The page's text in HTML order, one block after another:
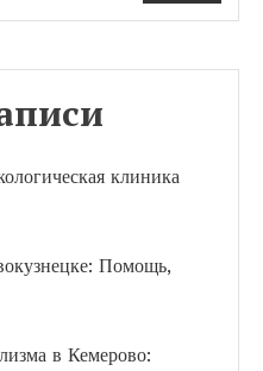
клиника
Помощь,
в Кемерово: